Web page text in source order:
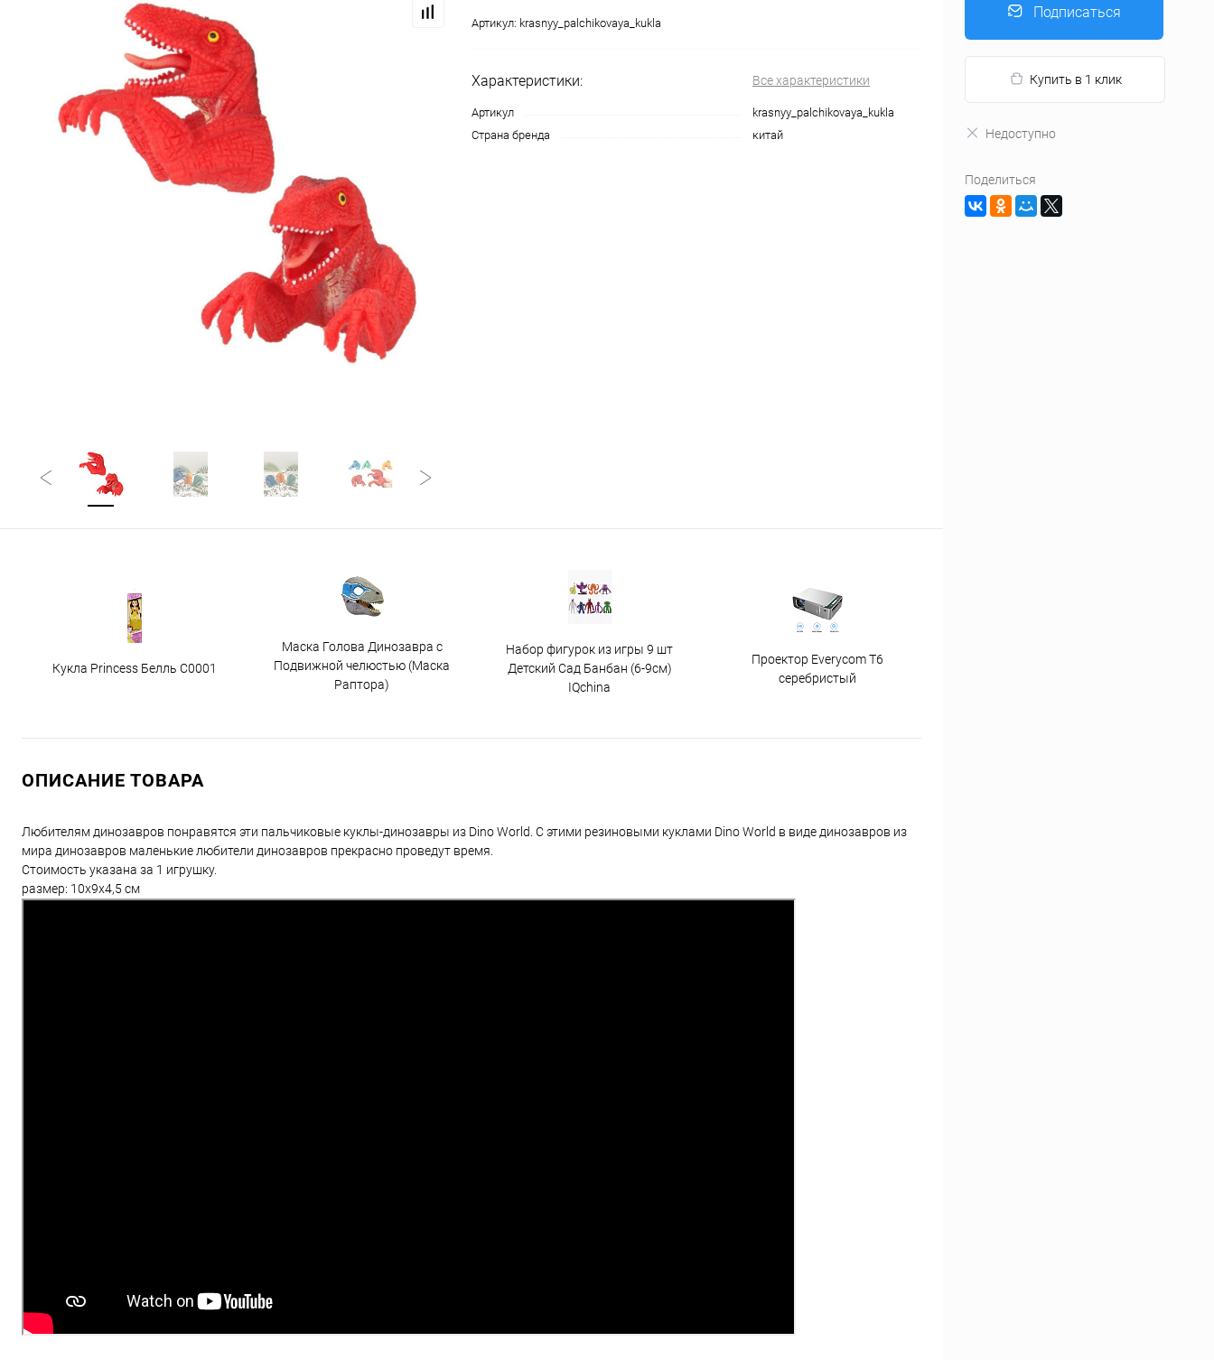
Артикул: krasnyy_palchikovaya_kukla
Характеристики: Все характеристики
Артикул
krasnyy_palchikovaya_kukla
Страна бренда
китай
Кукла Princess Белль C0001
Маска Голова Динозавра с
Подвижной челюстью (Маска
Раптора)
Набор фигурок из игры 9 шт
Детский Сад Банбан (6-9см)
IQchina
Проектор Everycom T6
серебристый
ОПИСАНИЕ ТОВАРА
Любителям динозавров понравятся эти пальчиковые куклы-динозавры из Dino World. С этими резиновыми куклами Dino World в виде динозавров из
мира динозавров маленькие любители динозавров прекрасно проведут время.
Стоимость указана за 1 игрушку.
размер: 10х9х4,5 см
Подписаться
Купить в 1 клик
Недоступно
Поделиться